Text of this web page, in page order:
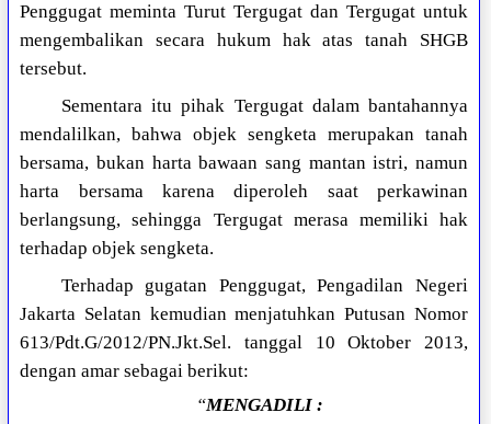
Penggugat meminta Turut Tergugat dan Tergugat untuk
mengembalikan secara hukum hak atas tanah SHGB
tersebut.
Sementara itu pihak Tergugat dalam bantahannya
mendalilkan, bahwa objek sengketa merupakan tanah
bersama, bukan harta bawaan sang mantan istri, namun
harta bersama karena diperoleh saat perkawinan
berlangsung, sehingga Tergugat merasa memiliki hak
terhadap objek sengketa.
Terhadap gugatan Penggugat, Pengadilan Negeri
Jakarta Selatan kemudian menjatuhkan Putusan Nomor
613/Pdt.G/2012/PN.Jkt.Sel. tanggal 10 Oktober 2013,
dengan amar sebagai berikut:
“MENGADILI :